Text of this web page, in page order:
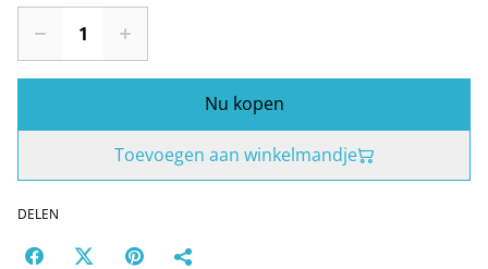
Nu kopen
Toevoegen aan winkelmandje
DELEN